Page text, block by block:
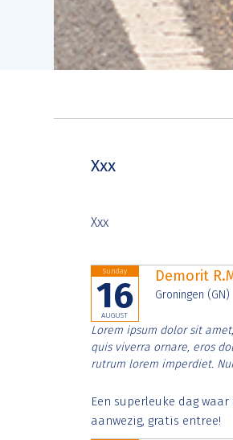
Xxx
Xxx
Sunday
16
AUGUST
Demorit
Groningen (GN)
Lorem ipsum dolor sit
quis viverra ornare, eros
rutrum lorem imperdiet.
Een superleuke dag
aanwezig, gratis entree!